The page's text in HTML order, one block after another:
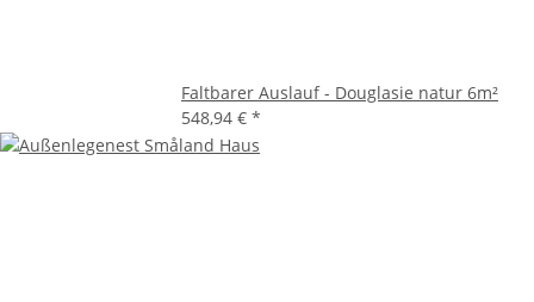
Faltbarer Auslauf - Douglasie natur 6m²
548,94 € *